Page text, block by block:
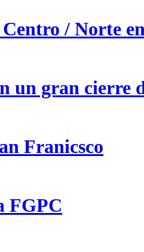
/ Norte
un gran cierre
Franicsco
FGPC